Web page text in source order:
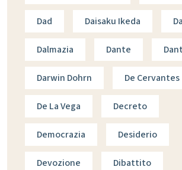
Dad Daisaku Ikeda
Dalmazia Dante
Darwin Dohrn De Cervantes
De La Vega Decreto
Democrazia Desiderio
Devozione Dibattito